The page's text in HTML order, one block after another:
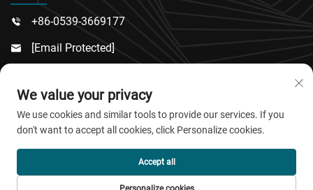
 +86-0539-3669177
 [email Protected]
Линку, Град Вейфан, Провинция Шандонг
© Всички права запазени 2026 QingDao Jiaobao New
Material Co.,Ltd.
We value your privacy
We use cookies and similar tools to provide our services. If you
don't want to accept all cookies, click Personalize cookies.
Accept all